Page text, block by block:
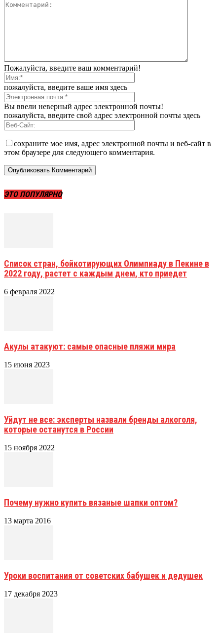
Пожалуйста, введите ваш комментарий!
пожалуйста, введите ваше имя здесь
Вы ввели неверный адрес электронной почты!
пожалуйста, введите свой адрес электронной почты здесь
сохраните мое имя, адрес электронной почты и веб-сайт в
этом браузере для следующего комментария.
ЭТО ПОПУЛЯРНО
Список стран, бойкотирующих Олимпиаду в Пекине в
2022 году, растет с каждым днем, кто приедет
6 февраля 2022
Акулы атакуют: самые опасные пляжи мира
15 июня 2023
Уйдут не все: эксперты назвали бренды алкоголя,
которые останутся в России
15 ноября 2022
Почему нужно купить вязаные шапки оптом?
13 марта 2016
Уроки воспитания от советских бабушек и дедушек
17 декабря 2023